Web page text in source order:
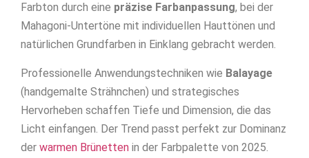
Farbton durch eine präzise Farbanpassung, bei der
Mahagoni-Untertöne mit individuellen Hauttönen und
natürlichen Grundfarben in Einklang gebracht werden.
Professionelle Anwendungstechniken wie Balayage
(handgemalte Strähnchen) und strategisches
Hervorheben schaffen Tiefe und Dimension, die das
Licht einfangen. Der Trend passt perfekt zur Dominanz
der warmen Brünetten in der Farbpalette von 2025.